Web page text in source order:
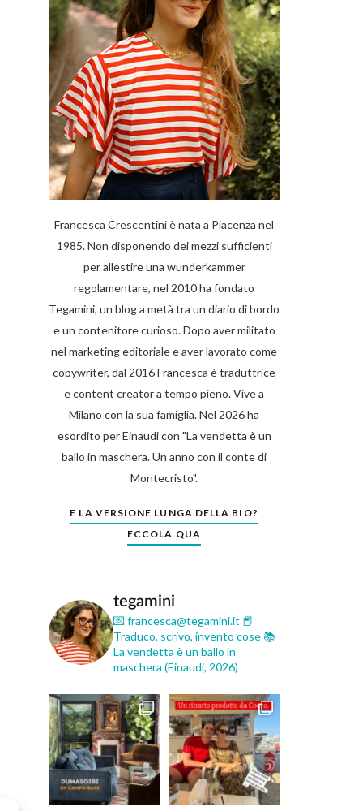
Francesca Crescentini è nata a Piacenza nel
1985. Non disponendo dei mezzi sufficienti
per allestire una wunderkammer
regolamentare, nel 2010 ha fondato
Tegamini, un blog a metà tra un diario di bordo
e un contenitore curioso. Dopo aver militato
nel marketing editoriale e aver lavorato come
copywriter, dal 2016 Francesca è traduttrice
e content creator a tempo pieno. Vive a
Milano con la sua famiglia. Nel 2026 ha
esordito per Einaudi con "La vendetta è un
ballo in maschera. Un anno con il conte di
Montecristo".
E LA VERSIONE LUNGA DELLA BIO?
ECCOLA QUA
tegamini
💌 francesca@tegamini.it 📕
Traduco, scrivo, invento cose 📚
La vendetta è un ballo in
maschera (Einaudi, 2026)